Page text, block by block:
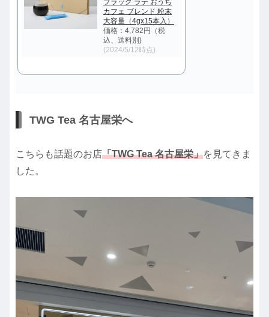
ブラック ラテ おうち
カフェ ブレンド 粉末
大容量（4gx15本入）
価格：4,782円（税
込、送料別)
(2024/5/12時点)
TWG Tea 名古屋栄へ
こちらも話題のお店「TWG Tea 名古屋栄」を見てきま
した。